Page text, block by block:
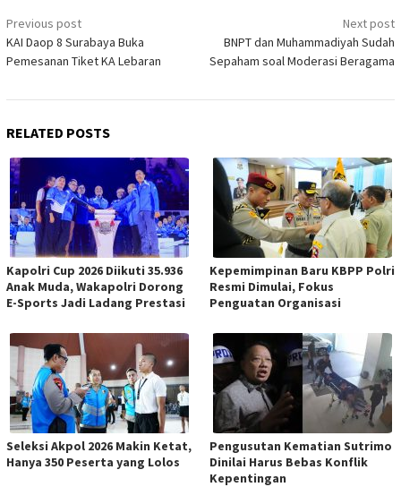
Post
navigation
Previous post
KAI Daop 8 Surabaya Buka
Pemesanan Tiket KA Lebaran
Next post
BNPT dan Muhammadiyah Sudah
Sepaham soal Moderasi Beragama
RELATED POSTS
Kapolri Cup 2026 Diikuti 35.936
Anak Muda, Wakapolri Dorong
E-Sports Jadi Ladang Prestasi
Kepemimpinan Baru KBPP Polri
Resmi Dimulai, Fokus
Penguatan Organisasi
Seleksi Akpol 2026 Makin Ketat,
Hanya 350 Peserta yang Lolos
Pengusutan Kematian Sutrimo
Dinilai Harus Bebas Konflik
Kepentingan